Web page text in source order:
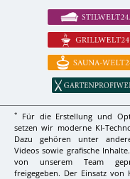
*
Für die Erstellung und
setzen wir moderne KI-
Dazu gehören unter
Videos sowie grafische
von unserem Team
freigegeben. Der Einsatz von